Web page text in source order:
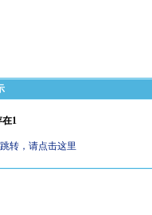
在1
转，请点击这里